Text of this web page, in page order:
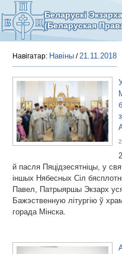
Беларускі
(Беларуская
Навігатар: Навіны /21.11.2018
й пасля Пяцідзесятніцы, у
іншых Нябесных Сіл
Павел, Патрыяршы Экзарх
Бажэственную літургію ў
горада Мінска.